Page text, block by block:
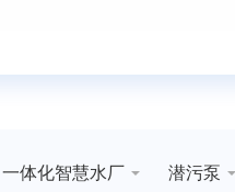
一体化智慧水厂 潜污泵